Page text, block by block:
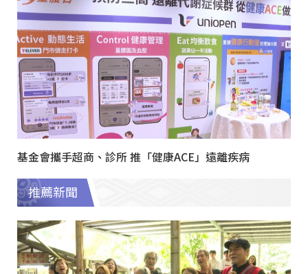
基金會攜手超商、診所 推「健康ACE」遠離疾病
推薦新聞